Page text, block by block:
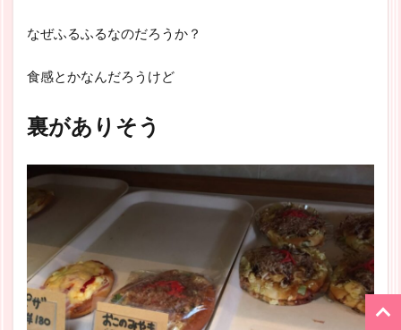
なぜふるふるなのだろうか？
食感とかなんだろうけど
裏がありそう